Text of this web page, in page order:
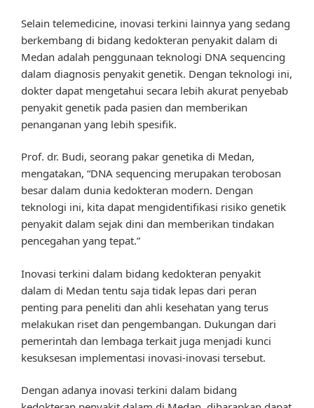
Selain telemedicine, inovasi terkini lainnya yang sedang
berkembang di bidang kedokteran penyakit dalam di
Medan adalah penggunaan teknologi DNA sequencing
dalam diagnosis penyakit genetik. Dengan teknologi ini,
dokter dapat mengetahui secara lebih akurat penyebab
penyakit genetik pada pasien dan memberikan
penanganan yang lebih spesifik.
Prof. dr. Budi, seorang pakar genetika di Medan,
mengatakan, “DNA sequencing merupakan terobosan
besar dalam dunia kedokteran modern. Dengan
teknologi ini, kita dapat mengidentifikasi risiko genetik
penyakit dalam sejak dini dan memberikan tindakan
pencegahan yang tepat.”
Inovasi terkini dalam bidang kedokteran penyakit
dalam di Medan tentu saja tidak lepas dari peran
penting para peneliti dan ahli kesehatan yang terus
melakukan riset dan pengembangan. Dukungan dari
pemerintah dan lembaga terkait juga menjadi kunci
kesuksesan implementasi inovasi-inovasi tersebut.
Dengan adanya inovasi terkini dalam bidang